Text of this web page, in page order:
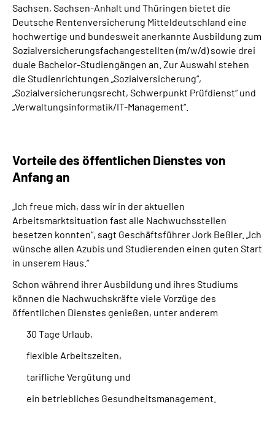
Sachsen, Sachsen-Anhalt und Thüringen bietet die
Deutsche Rentenversicherung Mitteldeutschland eine
hochwertige und bundesweit anerkannte Ausbildung zum
Sozialversicherungsfachangestellten (m/w/d) sowie drei
duale Bachelor-Studiengängen an. Zur Auswahl stehen
die Studienrichtungen „Sozialversicherung“,
„Sozialversicherungsrecht, Schwerpunkt Prüfdienst“ und
„Verwaltungsinformatik/IT-Management“.
Vorteile des öffentlichen Dienstes von
Anfang an
„Ich freue mich, dass wir in der aktuellen
Arbeitsmarktsituation fast alle Nachwuchsstellen
besetzen konnten“, sagt Geschäftsführer Jork Beßler. „Ich
wünsche allen Azubis und Studierenden einen guten Start
in unserem Haus.“
Schon während ihrer Ausbildung und ihres Studiums
können die Nachwuchskräfte viele Vorzüge des
öffentlichen Dienstes genießen, unter anderem
30 Tage Urlaub,
flexible Arbeitszeiten,
tarifliche Vergütung und
ein betriebliches Gesundheitsmanagement.